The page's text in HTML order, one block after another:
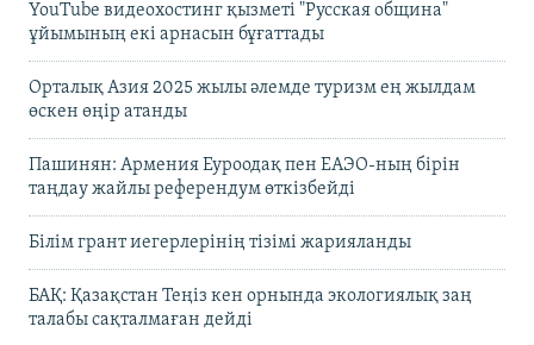
YouTube видеохостинг қызметі "Русская община"
ұйымының екі арнасын бұғаттады
Орталық Азия 2025 жылы әлемде туризм ең жылдам
өскен өңір атанды
Пашинян: Армения Еуроодақ пен ЕАЭО-ның бірін
таңдау жайлы референдум өткізбейді
Білім грант иегерлерінің тізімі жарияланды
БАҚ: Қазақстан Теңіз кен орнында экологиялық заң
талабы сақталмаған дейді